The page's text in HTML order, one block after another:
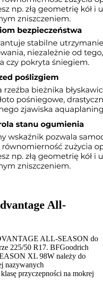
All-
ALL-SEASON do
225/50 R17. BFGoodrich
XL 98W należy do
nazywanych
przyczepności na mokrej